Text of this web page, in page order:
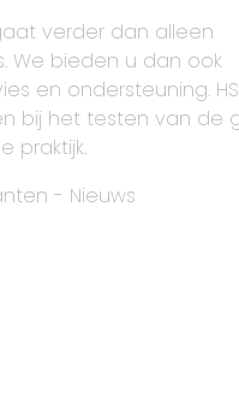
verder dan alleen
We bieden u dan ook
en ondersteuning.
bij het testen van de
praktijk.
- Nieuws